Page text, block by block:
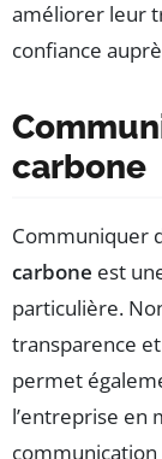
améliorer leur
confiance
carbone
Communiquer
carbone est
particulière.
transparence
permet
l’entreprise en
communication